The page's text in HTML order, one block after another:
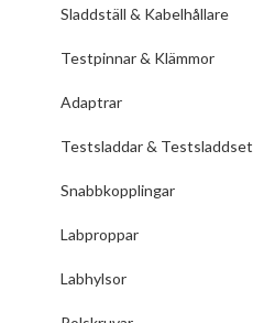
Sladdställ & Kabelhållare
Testpinnar & Klämmor
Adaptrar
Testsladdar & Testsladdset
Snabbkopplingar
Labproppar
Labhylsor